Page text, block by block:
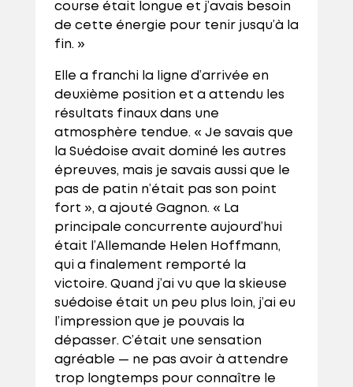
course était longue et j’avais besoin
de cette énergie pour tenir jusqu’à la
fin. »
Elle a franchi la ligne d’arrivée en
deuxième position et a attendu les
résultats finaux dans une
atmosphère tendue. « Je savais que
la Suédoise avait dominé les autres
épreuves, mais je savais aussi que le
pas de patin n’était pas son point
fort », a ajouté Gagnon. « La
principale concurrente aujourd’hui
était l’Allemande Helen Hoffmann,
qui a finalement remporté la
victoire. Quand j’ai vu que la skieuse
suédoise était un peu plus loin, j’ai eu
l’impression que je pouvais la
dépasser. C’était une sensation
agréable — ne pas avoir à attendre
trop longtemps pour connaître le